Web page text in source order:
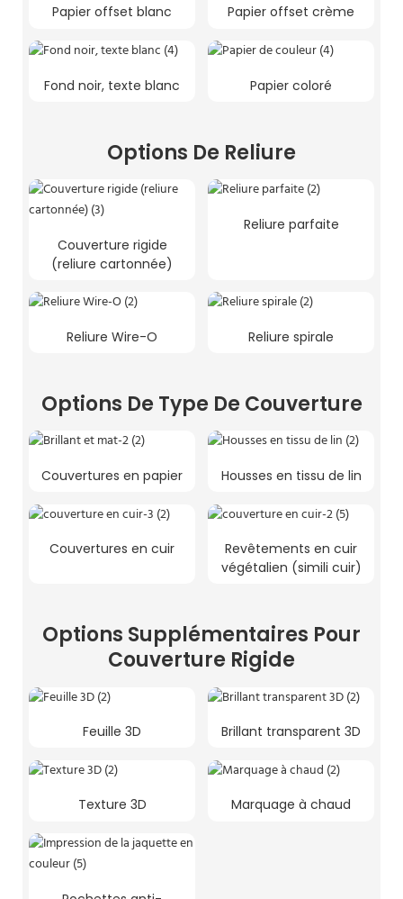
Papier offset blanc Papier offset crème
Fond noir, texte blanc Papier coloré
Options De Reliure
Couverture rigide
(reliure cartonnée)
Reliure parfaite
Reliure Wire-O Reliure spirale
Options De Type De Couverture
Couvertures en papier Housses en tissu de lin
Couvertures en cuir
Revêtements en cuir
végétalien (simili cuir)
Options Supplémentaires Pour
Couverture Rigide
Feuille 3D Brillant transparent 3D
Texture 3D Marquage à chaud